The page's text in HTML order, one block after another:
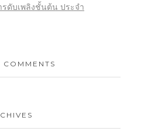
รดับเพลิงชั้นต้น ประจำ
COMMENTS